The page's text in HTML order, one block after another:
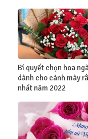
Bí quyết chọn hoa
dành cho cánh mày
nhất năm 2022